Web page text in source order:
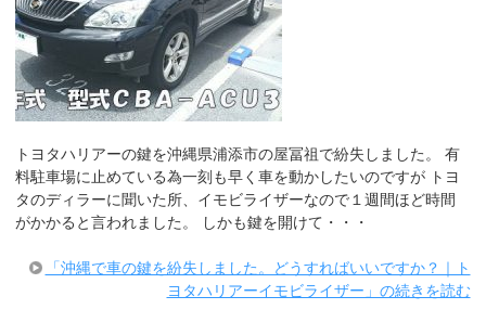
トヨタハリアーの鍵を沖縄県浦添市の屋冨祖で紛失しました。 有
料駐車場に止めている為一刻も早く車を動かしたいのですが トヨ
タのディラーに聞いた所、イモビライザーなので１週間ほど時間
がかかると言われました。 しかも鍵を開けて・・・
「沖縄で車の鍵を紛失しました。どうすればいいですか？｜ト
ヨタハリアーイモビライザー」の続きを読む